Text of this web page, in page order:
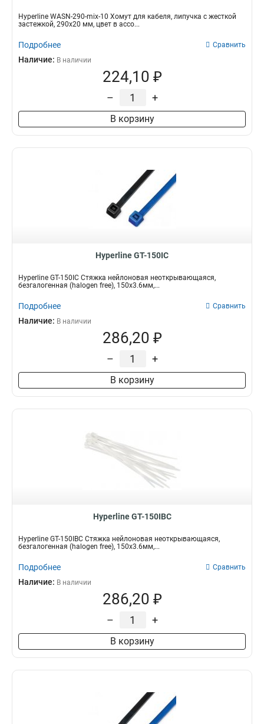
Hyperline WASN-290-mix-10 Хомут для кабеля, липучка с жесткой
застежкой, 290x20 мм, цвет в ассо...
Подробнее Сравнить
Наличие: В наличии
224,10 ₽
– +
В корзину
Hyperline GT-150IC
Hyperline GT-150IC Стяжка нейлоновая неоткрывающаяся,
безгалогенная (halogen free), 150x3.6мм,...
Подробнее Сравнить
Наличие: В наличии
286,20 ₽
– +
В корзину
Hyperline GT-150IBC
Hyperline GT-150IBC Стяжка нейлоновая неоткрывающаяся,
безгалогенная (halogen free), 150x3.6мм,...
Подробнее Сравнить
Наличие: В наличии
286,20 ₽
– +
В корзину